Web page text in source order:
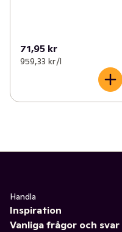
71,95 kr
959,33 kr /l
Handla
Inspiration
Vanliga frågor och svar